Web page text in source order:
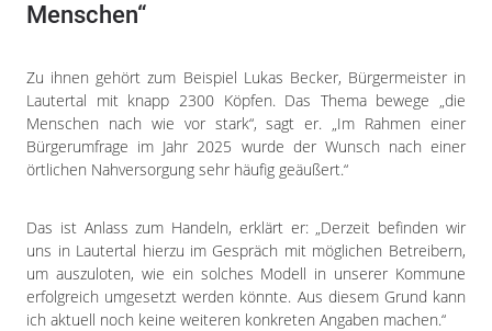
Menschen“
Zu ihnen gehört zum Beispiel Lukas Becker, Bürgermeister in
Lautertal mit knapp 2300 Köpfen. Das Thema bewege „die
Menschen nach wie vor stark“, sagt er. „Im Rahmen einer
Bürgerumfrage im Jahr 2025 wurde der Wunsch nach einer
örtlichen Nahversorgung sehr häufig geäußert.“
Das ist Anlass zum Handeln, erklärt er: „Derzeit befinden wir
uns in Lautertal hierzu im Gespräch mit möglichen Betreibern,
um auszuloten, wie ein solches Modell in unserer Kommune
erfolgreich umgesetzt werden könnte. Aus diesem Grund kann
ich aktuell noch keine weiteren konkreten Angaben machen.“